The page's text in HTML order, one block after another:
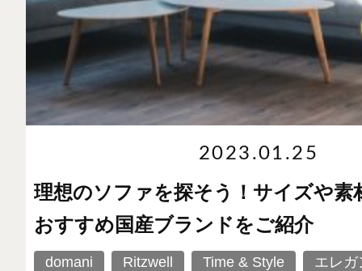
2023.01.25
理想のソファを探そう！サイズや素
おすすめ国産ブランドをご紹介
domani Ritzwell Time & Style
エレガ